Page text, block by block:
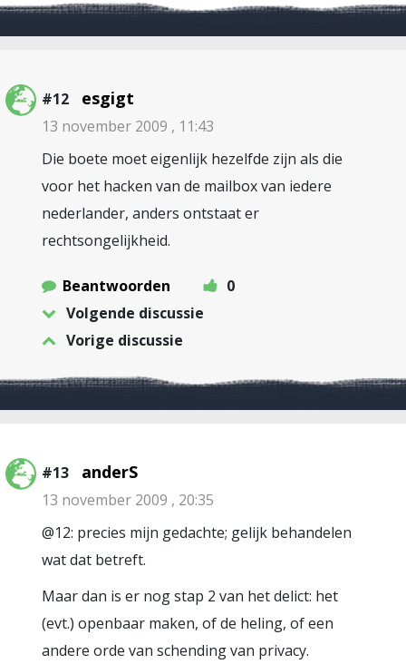
#12 esgigt
13 november 2009 , 11:43
Die boete moet eigenlijk hezelfde zijn als die
voor het hacken van de mailbox van iedere
nederlander, anders ontstaat er
rechtsongelijkheid.
Beantwoorden
0
Volgende discussie
Vorige discussie
#13 anderS
13 november 2009 , 20:35
@12: precies mijn gedachte; gelijk behandelen
wat dat betreft.
Maar dan is er nog stap 2 van het delict: het
(evt.) openbaar maken, of de heling, of een
andere orde van schending van privacy.